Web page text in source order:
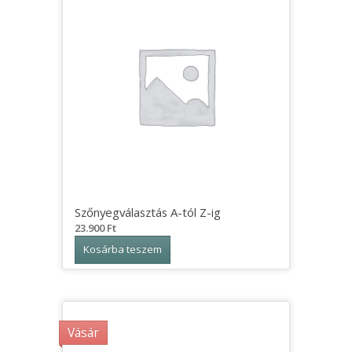
Szőnyegválasztás A-tól Z-ig
23.900Ft
Kosárba teszem
Vásár